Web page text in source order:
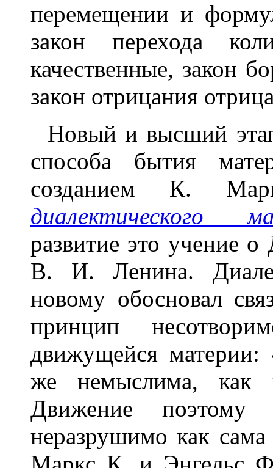
перемещении и
закон перехода
качественные, закон
закон отрицания
Новый и высший
способа бытия
созданием К.
диалектического
развитие это учение
В. И. Ленина.
новому обосновал
принцип
движущейся материи:
же немыслима, как
Движение
неразрушимо как